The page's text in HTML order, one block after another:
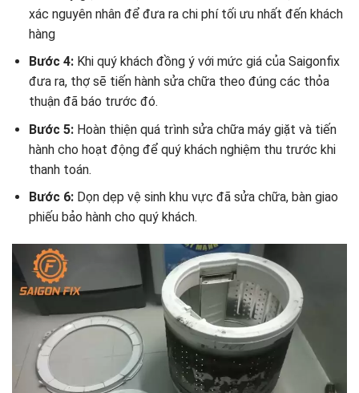
xác nguyên nhân để đưa ra chi phí tối ưu nhất đến khách
hàng
Bước 4: Khi quý khách đồng ý với mức giá của Saigonfix
đưa ra, thợ sẽ tiến hành sửa chữa theo đúng các thỏa
thuận đã báo trước đó.
Bước 5:Hoàn thiện quá trình sửa chữa máy giặt và tiến
hành cho hoạt động để quý khách nghiệm thu trước khi
thanh toán.
Bước 6:Dọn dẹp vệ sinh khu vực đã sửa chữa, bàn giao
phiếu bảo hành cho quý khách.